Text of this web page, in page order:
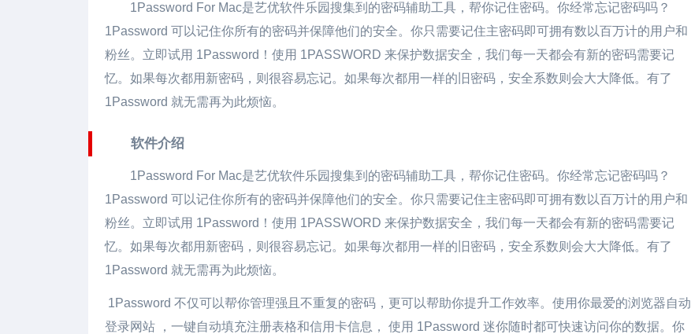
1Password For Mac是艺优软件乐园搜集到的密码辅助工具，帮你记住密码。你经常忘记密码吗？
1Password 可以记住你所有的密码并保障他们的安全。你只需要记住主密码即可拥有数以百万计的用户和
粉丝。立即试用 1Password！使用 1PASSWORD 来保护数据安全，我们每一天都会有新的密码需要记
忆。如果每次都用新密码，则很容易忘记。如果每次都用一样的旧密码，安全系数则会大大降低。有了
1Password 就无需再为此烦恼。
软件介绍
1Password For Mac是艺优软件乐园搜集到的密码辅助工具，帮你记住密码。你经常忘记密码吗？
1Password 可以记住你所有的密码并保障他们的安全。你只需要记住主密码即可拥有数以百万计的用户和
粉丝。立即试用 1Password！使用 1PASSWORD 来保护数据安全，我们每一天都会有新的密码需要记
忆。如果每次都用新密码，则很容易忘记。如果每次都用一样的旧密码，安全系数则会大大降低。有了
1Password 就无需再为此烦恼。
1Password 不仅可以帮你管理强且不重复的密码，更可以帮助你提升工作效率。使用你最爱的浏览器自动
登录网站 ，一键自动填充注册表格和信用卡信息， 使用 1Password 迷你随时都可快速访问你的数据。你